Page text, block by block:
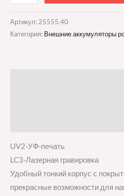
Артикул: 25555.40
Категория: Внешние аккумуляторы
UV2-УФ-печать
LC3-Лазерная гравировка
Удобный тонкий корпус с
прекрасные возможности для